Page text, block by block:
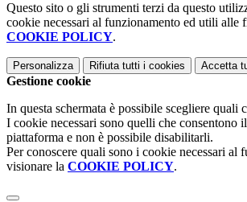
Questo sito o gli strumenti terzi da questo
cookie necessari al funzionamento ed utili alle
COOKIE POLICY.
Personalizza Rifiuta tutti i cookies Accetta
Gestione cookie
In questa schermata è possibile scegliere quali
I cookie necessari sono quelli che consentono
piattaforma e non è possibile disabilitarli.
Per conoscere quali sono i cookie necessari al
visionare la COOKIE POLICY.